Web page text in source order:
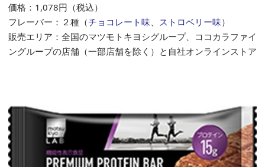
価格： 1,078円（税込）
フレーバー：２種（チョコレート味 ストロベリー味）
販売エリア：全国のマツモトキヨシグループ、ココカラファイ
ングループの店舗（一部店舗を除く）と自社オンラインストア